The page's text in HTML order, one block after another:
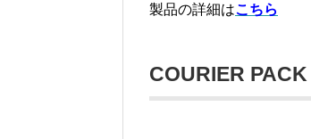
製品の詳細はこちら
COURIER PACK